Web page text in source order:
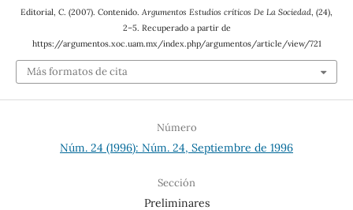
Editorial, C. (2007). Contenido. Argumentos Estudios críticos De La Sociedad, (24),
2–5. Recuperado a partir de
https://argumentos.xoc.uam.mx/index.php/argumentos/article/view/721
Más formatos de cita
Número
Núm. 24 (1996): Núm. 24, Septiembre de 1996
Sección
Preliminares